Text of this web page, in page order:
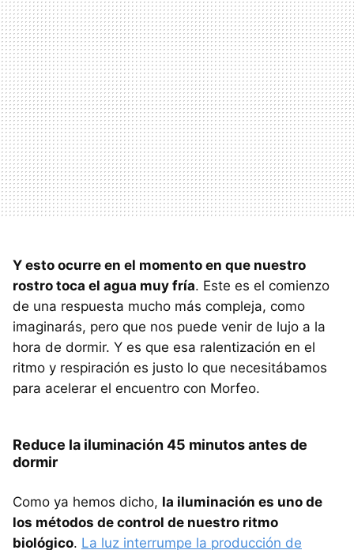
Y esto ocurre en el momento en que nuestro
rostro toca el agua muy fría. Este es el comienzo
de una respuesta mucho más compleja, como
imaginarás, pero que nos puede venir de lujo a la
hora de dormir. Y es que esa ralentización en el
ritmo y respiración es justo lo que necesitábamos
para acelerar el encuentro con Morfeo.
Reduce la iluminación 45 minutos antes de
dormir
Como ya hemos dicho, la iluminación es uno de
los métodos de control de nuestro ritmo
biológico. La luz interrumpe la producción de